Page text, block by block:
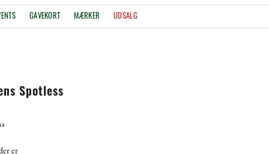
GAVEKORT MÆRKER UDSALG
Spotless
er